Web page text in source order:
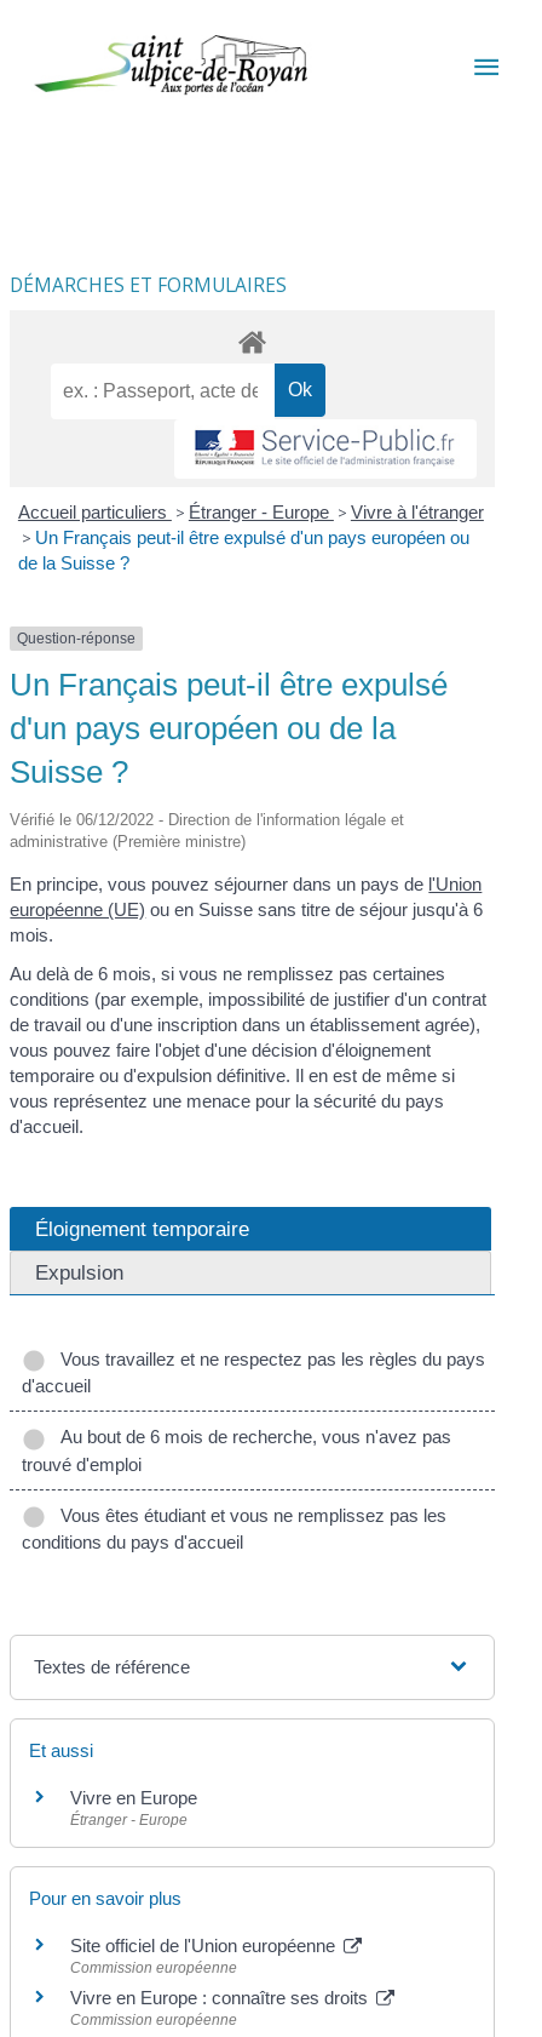
DÉMARCHES ET FORMULAIRES
Accueil particuliers > Étranger - Europe > Vivre à l'étranger
> Un Français peut-il être expulsé d'un pays européen ou
de la Suisse ?
Question-réponse
Un Français peut-il être expulsé
d'un pays européen ou de la
Suisse ?
Vérifié le 06/12/2022 - Direction de l'information légale et
administrative (Première ministre)
En principe, vous pouvez séjourner dans un pays de l'Union
européenne (UE) ou en Suisse sans titre de séjour jusqu'à 6
mois.
Au delà de 6 mois, si vous ne remplissez pas certaines
conditions (par exemple, impossibilité de justifier d'un contrat
de travail ou d'une inscription dans un établissement agrée),
vous pouvez faire l'objet d'une décision d'éloignement
temporaire ou d'expulsion définitive. Il en est de même si
vous représentez une menace pour la sécurité du pays
d'accueil.
Éloignement temporaire
Expulsion
Vous travaillez et ne respectez pas les règles du pays
d'accueil
Au bout de 6 mois de recherche, vous n'avez pas
trouvé d'emploi
Vous êtes étudiant et vous ne remplissez pas les
conditions du pays d'accueil
Textes de référence
Et aussi
Vivre en Europe
Étranger - Europe
Pour en savoir plus
Site officiel de l'Union européenne
Commission européenne
Vivre en Europe : connaître ses droits
Commission européenne